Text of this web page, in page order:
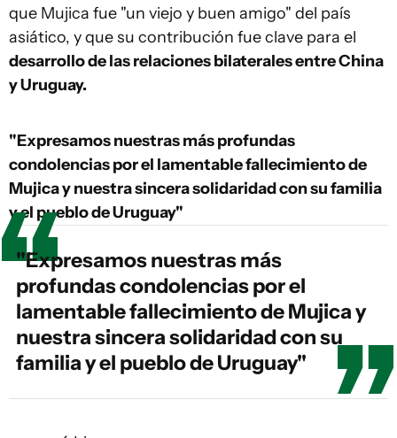
que Mujica fue "un viejo y buen amigo" del país
asiático, y que su contribución fue clave para el
desarrollo de las relaciones bilaterales entre China
y Uruguay.
"Expresamos nuestras más profundas
condolencias por el lamentable fallecimiento de
Mujica y nuestra sincera solidaridad con su familia
y el pueblo de Uruguay"
"Expresamos nuestras más
profundas condolencias por el
lamentable fallecimiento de Mujica y
nuestra sincera solidaridad con su
familia y el pueblo de Uruguay"